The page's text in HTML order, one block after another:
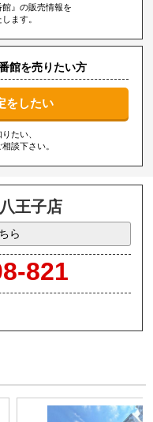
館』の販売情報を
ます。
館を売りたい方
をしたい
たい、
談下さい。
王子店
ら
821